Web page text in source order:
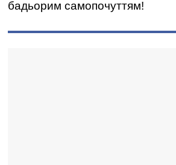
бадьорим самопочуттям!